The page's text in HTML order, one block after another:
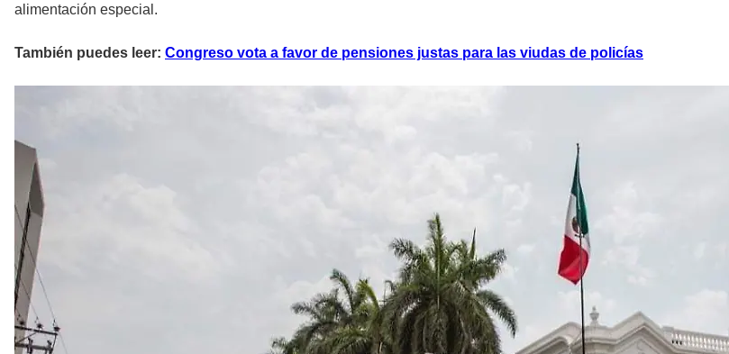
alimentación especial.
También puedes leer: Congreso vota a favor de pensiones justas para las viudas de policías